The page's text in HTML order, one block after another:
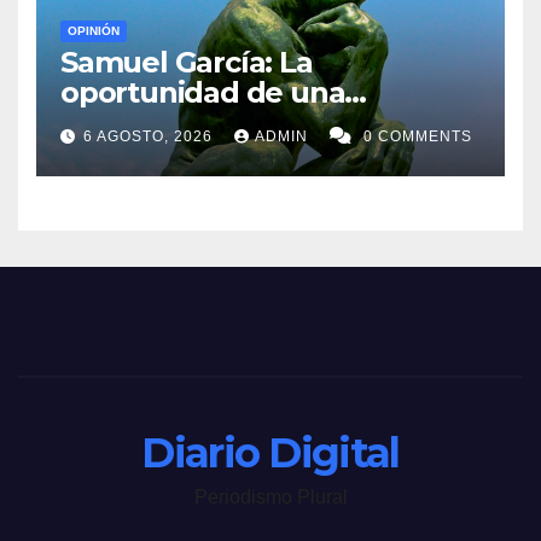
OPINIÓN
Samuel García: La
oportunidad de una
generación
6 AGOSTO, 2026 ADMIN 0 COMMENTS
Diario Digital